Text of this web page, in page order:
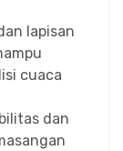
lapisan
cuaca
dan